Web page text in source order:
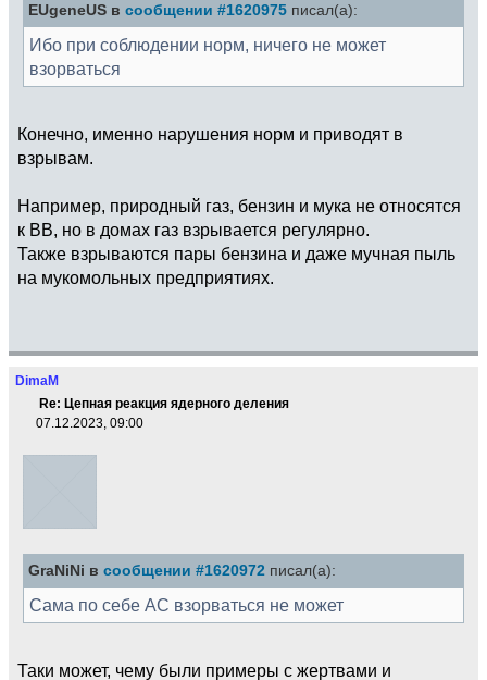
EUgeneUS в сообщении #1620975 писал(а):
Ибо при соблюдении норм, ничего не может
взорваться
Конечно, именно нарушения норм и приводят в
взрывам.
Например, природный газ, бензин и мука не относятся
к ВВ, но в домах газ взрывается регулярно.
Также взрываются пары бензина и даже мучная пыль
на мукомольных предприятиях.
DimaM
Re: Цепная реакция ядерного деления
07.12.2023, 09:00
GraNiNi в сообщении #1620972 писал(а):
Сама по себе АС взорваться не может
Таки может, чему были примеры с жертвами и